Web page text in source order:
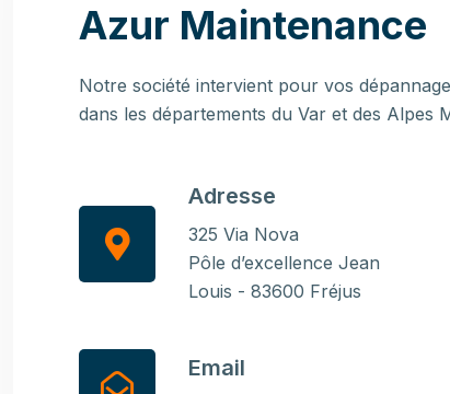
Azur Maintenance
Notre société intervient pour vos
dans les départements du Var et des Alpes
Adresse
325 Via Nova
Pôle d’excellence Jean
Louis - 83600 Fréjus
Email